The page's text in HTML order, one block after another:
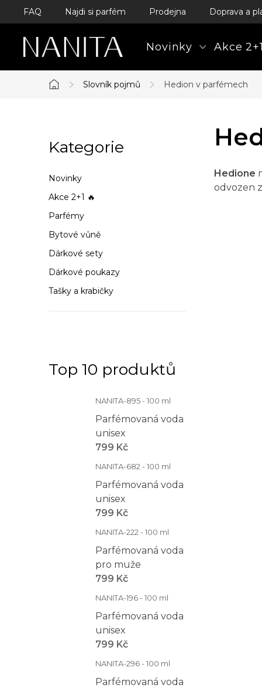
Přejít
obsah
FAQ Najdi si parfém Prodejna Doprava a
Novinky Akce
Domů
Slovník pojmů Hedion v parfémech
o
s
t
r
a
n
n
a
Přeskočit
kategorie
Kategorie
Novinky
Akce 2+1 🔥
Parfémy
Bytové vůně
Dárkové sety
Dárkové poukazy
Tašky a krabičky
Top 10 produktů
NANITA-895 - 100 ml
Parfémovaná voda
unisex
799 Kč
NANITA-682 - 100 ml
Parfémovaná voda
unisex
799 Kč
NANITA-222 - 100 ml
Parfémovaná voda
pro muže
799 Kč
NANITA-196 - 100 ml
Parfémovaná voda
unisex
799 Kč
NANITA-296 - 100 ml
Parfémovaná voda
Hedione
odvozen